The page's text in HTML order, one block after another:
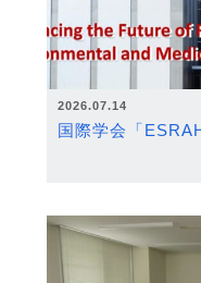
2026.07.14
国際学会「